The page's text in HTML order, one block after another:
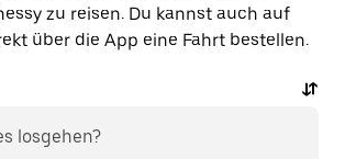
zu reisen. Du kannst auch auf
über die App eine Fahrt bestellen.
losgehen?